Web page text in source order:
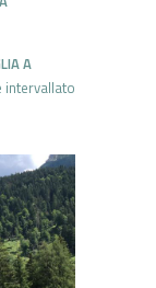
A
intervallato